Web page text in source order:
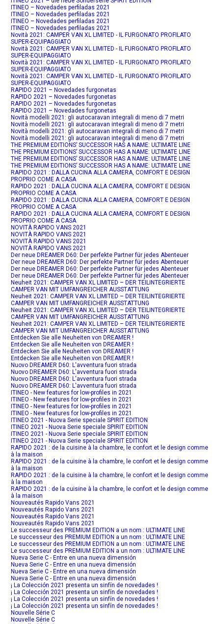
ITINEO – Novedades perfiladas 2021
ITINEO – Novedades perfiladas 2021
ITINEO – Novedades perfiladas 2021
ITINEO – Novedades perfiladas 2021
Novità 2021: CAMPER VAN XL LIMITED - IL FURGONATO PROFILATO
SUPER-EQUIPAGGIATO
Novità 2021: CAMPER VAN XL LIMITED - IL FURGONATO PROFILATO
SUPER-EQUIPAGGIATO
Novità 2021: CAMPER VAN XL LIMITED - IL FURGONATO PROFILATO
SUPER-EQUIPAGGIATO
Novità 2021: CAMPER VAN XL LIMITED - IL FURGONATO PROFILATO
SUPER-EQUIPAGGIATO
RAPIDO 2021 – Novedades furgonetas
RAPIDO 2021 – Novedades furgonetas
RAPIDO 2021 – Novedades furgonetas
RAPIDO 2021 – Novedades furgonetas
Novità modelli 2021: gli autocaravan integrali di meno di 7 metri
Novità modelli 2021: gli autocaravan integrali di meno di 7 metri
Novità modelli 2021: gli autocaravan integrali di meno di 7 metri
Novità modelli 2021: gli autocaravan integrali di meno di 7 metri
THE PREMIUM EDITIONS’ SUCCESSOR HAS A NAME: ULTIMATE LINE
THE PREMIUM EDITIONS’ SUCCESSOR HAS A NAME: ULTIMATE LINE
THE PREMIUM EDITIONS’ SUCCESSOR HAS A NAME: ULTIMATE LINE
THE PREMIUM EDITIONS’ SUCCESSOR HAS A NAME: ULTIMATE LINE
RAPIDO 2021 : DALLA CUCINA ALLA CAMERA, COMFORT E DESIGN
PROPRIO COME A CASA
RAPIDO 2021 : DALLA CUCINA ALLA CAMERA, COMFORT E DESIGN
PROPRIO COME A CASA
RAPIDO 2021 : DALLA CUCINA ALLA CAMERA, COMFORT E DESIGN
PROPRIO COME A CASA
RAPIDO 2021 : DALLA CUCINA ALLA CAMERA, COMFORT E DESIGN
PROPRIO COME A CASA
NOVITÀ RAPIDO VANS 2021
NOVITÀ RAPIDO VANS 2021
NOVITÀ RAPIDO VANS 2021
NOVITÀ RAPIDO VANS 2021
Der neue DREAMER D60: Der perfekte Partner für jedes Abenteuer
Der neue DREAMER D60: Der perfekte Partner für jedes Abenteuer
Der neue DREAMER D60: Der perfekte Partner für jedes Abenteuer
Der neue DREAMER D60: Der perfekte Partner für jedes Abenteuer
Neuheit 2021: CAMPER VAN XL LIMITED – DER TEILINTEGRIERTE
CAMPER VAN MIT UMFANGREICHER AUSSTATTUNG
Neuheit 2021: CAMPER VAN XL LIMITED – DER TEILINTEGRIERTE
CAMPER VAN MIT UMFANGREICHER AUSSTATTUNG
Neuheit 2021: CAMPER VAN XL LIMITED – DER TEILINTEGRIERTE
CAMPER VAN MIT UMFANGREICHER AUSSTATTUNG
Neuheit 2021: CAMPER VAN XL LIMITED – DER TEILINTEGRIERTE
CAMPER VAN MIT UMFANGREICHER AUSSTATTUNG
Entdecken Sie alle Neuheiten von DREAMER !
Entdecken Sie alle Neuheiten von DREAMER !
Entdecken Sie alle Neuheiten von DREAMER !
Entdecken Sie alle Neuheiten von DREAMER !
Nuovo DREAMER D60: L'avventura fuori strada
Nuovo DREAMER D60: L'avventura fuori strada
Nuovo DREAMER D60: L'avventura fuori strada
Nuovo DREAMER D60: L'avventura fuori strada
ITINEO - New features for low-profiles in 2021
ITINEO - New features for low-profiles in 2021
ITINEO - New features for low-profiles in 2021
ITINEO - New features for low-profiles in 2021
ITINEO 2021 - Nuova Serie speciale SPIRIT EDITION
ITINEO 2021 - Nuova Serie speciale SPIRIT EDITION
ITINEO 2021 - Nuova Serie speciale SPIRIT EDITION
ITINEO 2021 - Nuova Serie speciale SPIRIT EDITION
RAPIDO 2021 : de la cuisine à la chambre, le confort et le design comme
à la maison
RAPIDO 2021 : de la cuisine à la chambre, le confort et le design comme
à la maison
RAPIDO 2021 : de la cuisine à la chambre, le confort et le design comme
à la maison
RAPIDO 2021 : de la cuisine à la chambre, le confort et le design comme
à la maison
Nouveautés Rapido Vans 2021
Nouveautés Rapido Vans 2021
Nouveautés Rapido Vans 2021
Nouveautés Rapido Vans 2021
Le successeur des PREMIUM EDITION a un nom : ULTIMATE LINE
Le successeur des PREMIUM EDITION a un nom : ULTIMATE LINE
Le successeur des PREMIUM EDITION a un nom : ULTIMATE LINE
Le successeur des PREMIUM EDITION a un nom : ULTIMATE LINE
Nueva Serie C - Entre en una nueva dimensión
Nueva Serie C - Entre en una nueva dimensión
Nueva Serie C - Entre en una nueva dimensión
Nueva Serie C - Entre en una nueva dimensión
¡ La Colección 2021 presenta un sinfín de novedades !
¡ La Colección 2021 presenta un sinfín de novedades !
¡ La Colección 2021 presenta un sinfín de novedades !
¡ La Colección 2021 presenta un sinfín de novedades !
Nouvelle Série C
Nouvelle Série C